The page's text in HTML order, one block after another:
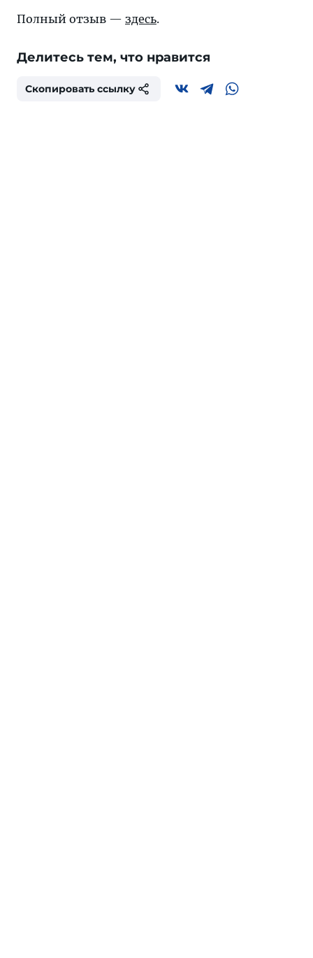
Полный отзыв — здесь.
Делитесь тем, что нравится
Скопировать ссылку